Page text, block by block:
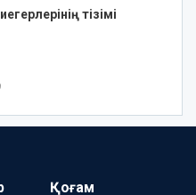
тізімі
Қоғам